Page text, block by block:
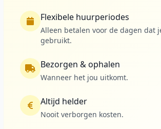
Flexibele huurperiodes
Alleen betalen voor de dagen dat
gebruikt.
Bezorgen & ophalen
Wanneer het jou uitkomt.
Altijd helder
Nooit verborgen kosten.